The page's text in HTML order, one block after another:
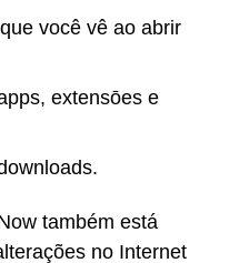
você vê ao abrir
extensōes e
também está
no Internet